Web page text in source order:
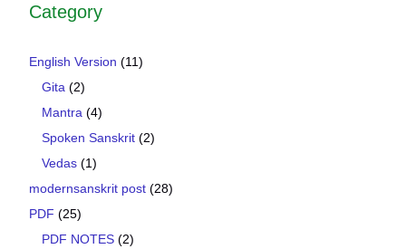
Category
English Version (11)
Gita (2)
Mantra (4)
Spoken Sanskrit (2)
Vedas (1)
modernsanskrit post (28)
PDF (25)
PDF NOTES (2)